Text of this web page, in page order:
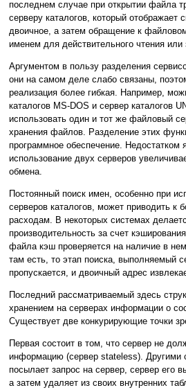
последнем случае при открытии файла
серверу каталогов, который отображает
двоичное, а затем обращение к
именем для действительного чтения
Аргументом в пользу разделения
они на самом деле слабо связаны,
реализация более гибкая. Например,
каталогов MS-DOS и сервер каталогов
использовать один и тот же файловый
хранения файлов. Разделение этих
программное обеспечение. Недостатком
использование двух серверов
обмена.
Постоянный поиск имен, особенно при
серверов каталогов, может приводить к
расходам. В некоторых системах
производительность за счет
файла кэш проверяется на наличие в
там есть, то этап поиска, выполняемый
пропускается, и двоичный адрес
Последний рассматриваемый здесь
хранением на серверах информации о
Существует две конкурирующие точки
Первая состоит в том, что сервер не
информацию (сервер stateless). Другими
посылает запрос на сервер, сервер его
а затем удаляет из своих внутренних